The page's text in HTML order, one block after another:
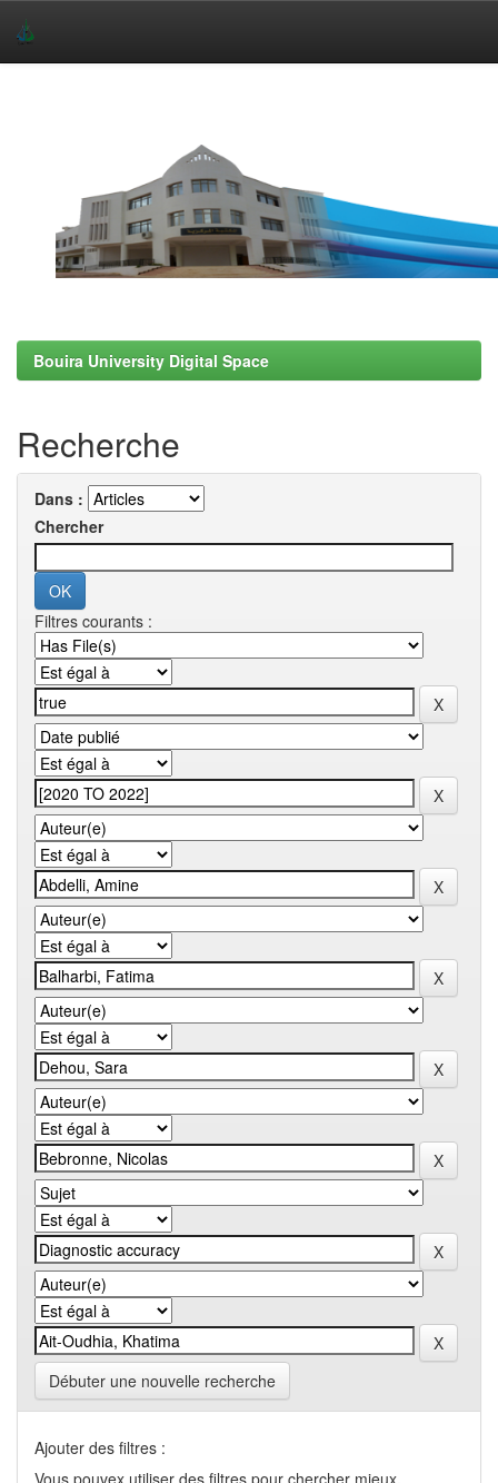
Bouira University Digital Space
Recherche
Dans :
Chercher
Filtres courants :
Débuter une nouvelle recherche
Ajouter des filtres :
Vous pouvex utiliser des filtres pour chercher mieux.